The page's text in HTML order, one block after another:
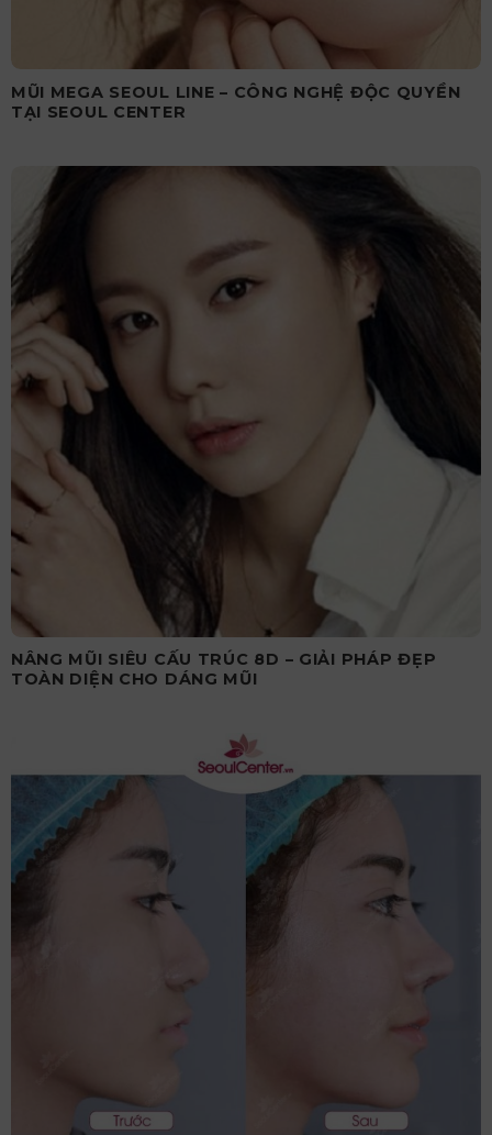
MŨI MEGA SEOUL LINE – CÔNG NGHỆ ĐỘC QUYỀN
TẠI SEOUL CENTER
NÂNG MŨI SIÊU CẤU TRÚC 8D – GIẢI PHÁP ĐẸP
TOÀN DIỆN CHO DÁNG MŨI